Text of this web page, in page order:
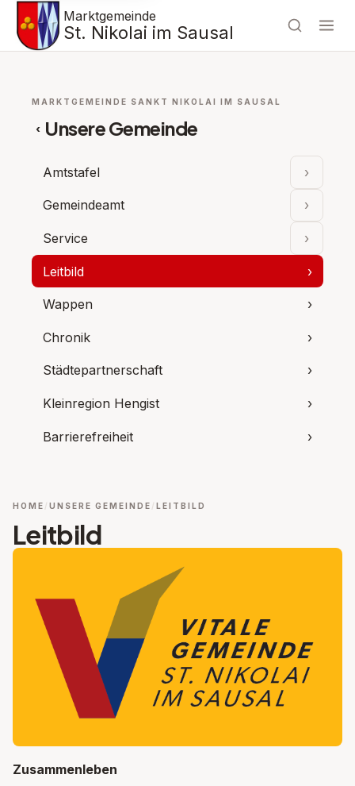
Marktgemeinde
St. Nikolai im Sausal
MARKTGEMEINDE SANKT NIKOLAI IM SAUSAL
‹ Unsere Gemeinde
Amtstafel ›
Gemeindeamt
›
Service
›
Leitbild
›
Wappen ›
Chronik ›
Städtepartnerschaft ›
Kleinregion Hengist ›
Barrierefreiheit ›
HOME UNSERE GEMEINDE LEITBILD
Leitbild
Zusammenleben